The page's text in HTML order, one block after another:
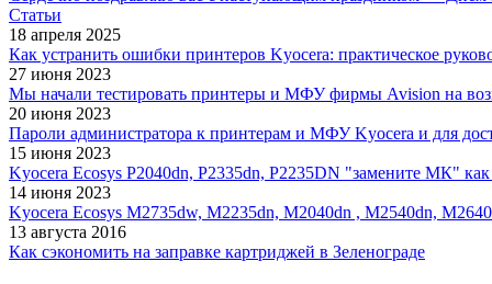
Статьи
18 апреля 2025
Как устранить ошибки принтеров Kyocera: практическое
27 июня 2023
Мы начали тестировать принтеры и МФУ фирмы Avision на
20 июня 2023
Пароли администратора к принтерам и МФУ Kyocera и для
15 июня 2023
Kyocera Ecosys P2040dn, P2335dn, P2235DN "замените МК" как
14 июня 2023
Kyocera Ecosys M2735dw, M2235dn, M2040dn , M2540dn,
13 августа 2016
Как сэкономить на заправке картриджей в Зеленограде